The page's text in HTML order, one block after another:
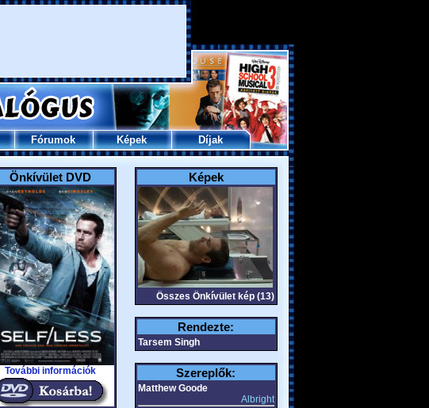
Fórumok Képek Díjak
Önkívület DVD
További információk
Képek
Összes Önkívület kép (13)
Rendezte:
Tarsem Singh
Szereplők:
Matthew Goode
Albright